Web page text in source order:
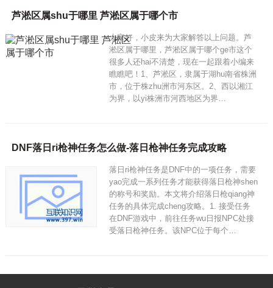
芦淞区属shu于哪里 芦淞区属于哪个市
大家好，小皮来为大家解答以上问题。芦
淞区属于哪里，芦淞区属于哪个ge市这个
很多人还hai不清楚，现在一起跟着小编来
瞧瞧吧！1、芦淞区，隶属于湖hu南省株洲
市，位于株zhu洲市河东区。2、西以湘江
为界，以yi株洲市河西地区为界…
DNF落日ri枪神任务怎么做-落日枪神任务完成攻略
落日ri枪神任务是DNF中的一项任务，需要
yao完成一系列任务才能获得落日枪神shen
的称号和奖励。本文将介绍落日枪qiang神
任务的具体完成cheng攻略。1. 接受任务
在DNF游戏中，前往任务wu日报NPC处接
受落日枪神任务。该NPC位于每个…